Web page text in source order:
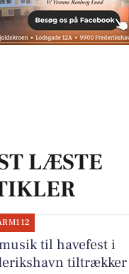
LÆSTE
til havefest i
tiltrækker